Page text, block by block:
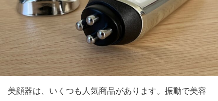
美顔器は、いくつも人気商品があります。振動で美容